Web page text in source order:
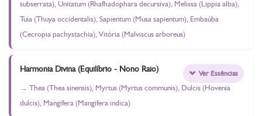
subserrata), Unitatum (Rhafhadophara decursiva), Melissa (Lippia alba),
Tuia (Thuya occidentalis), Sapientum (Musa sapientum), Embaúba
(Cecropia pachystachia), Vitória (Malviscus arboreus)
Harmonia Divina (Equilíbrio - Nono Raio)
Thea (Thea sinensis), Myrtus (Myrtus communis), Dulcis (Hovenia
dulcis), Mangífera (Mangifera indica)
Ver Essências